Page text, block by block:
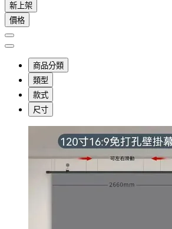
新上架
價格
商品分類
類型
款式
尺寸